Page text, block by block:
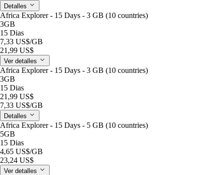
Detalles
Africa Explorer - 15 Days - 3 GB (10 countries)
3GB
15 Dias
7,33 US$/GB
21,99 US$
Ver detalles
Africa Explorer - 15 Days - 3 GB (10 countries)
3GB
15 Dias
21,99 US$
7,33 US$/GB
Detalles
Africa Explorer - 15 Days - 5 GB (10 countries)
5GB
15 Dias
4,65 US$/GB
23,24 US$
Ver detalles